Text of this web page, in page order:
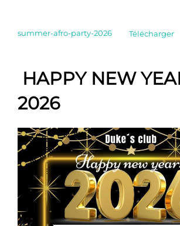
summer-afro-party-2026 Télécharger
HAPPY NEW
2026